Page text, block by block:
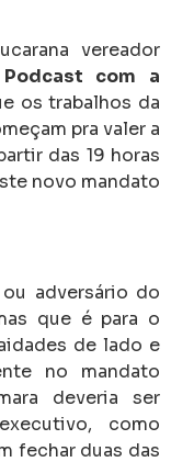
vereador
Podcast com a
os trabalhos da
pra valer a
das 19 horas
novo mandato
adversário do
que é para o
de lado e
no mandato
deveria ser
como
fechar duas das